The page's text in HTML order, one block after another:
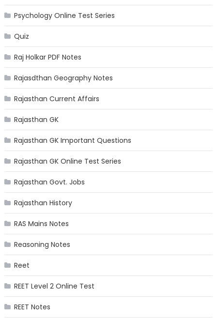
Psychology Online Test Series
Quiz
Raj Holkar PDF Notes
Rajasdthan Geography Notes
Rajasthan Current Affairs
Rajasthan GK
Rajasthan GK Important Questions
Rajasthan GK Online Test Series
Rajasthan Govt. Jobs
Rajasthan History
RAS Mains Notes
Reasoning Notes
Reet
REET Level 2 Online Test
REET Notes